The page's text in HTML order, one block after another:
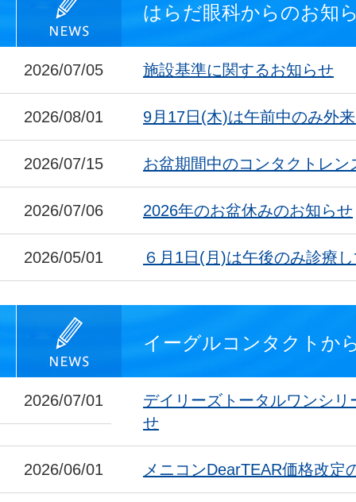
はらだ眼科からのお知
2026/07/05 施設基準に関するお知らせ
2026/08/01 9月17日(木)は午前中のみ外
2026/07/15 お盆期間中のコンタクトレン
2026/07/06 2026年のお盆休みのお知らせ
2026/05/01 ６月1日(月)は午後のみ診療
イーグルコンタクトか
2026/07/01
デイリーズトータルワンシ
せ
2026/06/01 メニコンDearTEAR価格改定